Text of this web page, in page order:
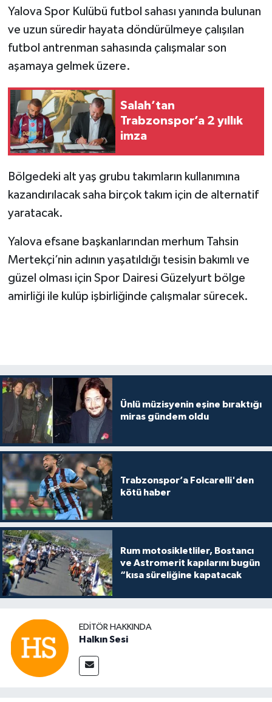
Yalova Spor Kulübü futbol sahası yanında bulunan
ve uzun süredir hayata döndürülmeye çalışılan
futbol antrenman sahasında çalışmalar son
aşamaya gelmek üzere.
Salah’tan
Trabzonspor’a 2 yıllık
imza
Bölgedeki alt yaş grubu takımların kullanımına
kazandırılacak saha birçok takım için de alternatif
yaratacak.
Yalova efsane başkanlarından merhum Tahsin
Mertekçi’nin adının yaşatıldığı tesisin bakımlı ve
güzel olması için Spor Dairesi Güzelyurt bölge
amirliği ile kulüp işbirliğinde çalışmalar sürecek.
Ünlü müzisyenin eşine bıraktığı
miras gündem oldu
Trabzonspor’a Folcarelli'den
kötü haber
Rum motosikletliler, Bostancı
ve Astromerit kapılarını bugün
“kısa süreliğine kapatacak
EDITÖR HAKKINDA
Halkın Sesi